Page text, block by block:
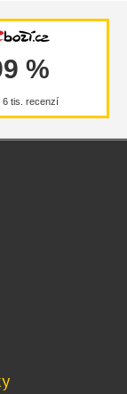
%
6 tis. recenzí